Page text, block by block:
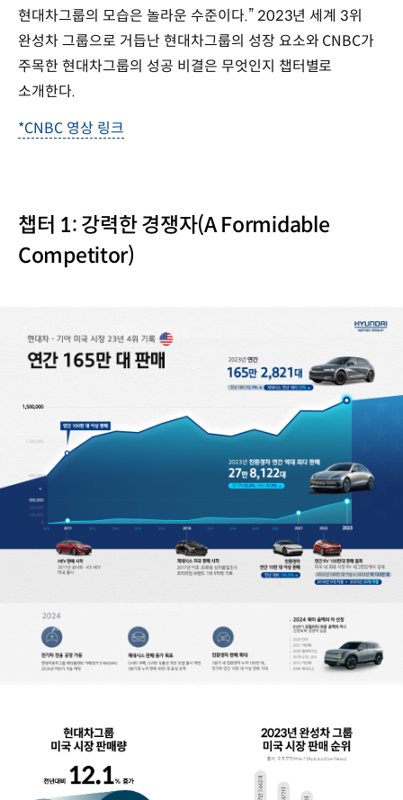
현대차그룹의 모습은 놀라운 수준이다.” 2023년 세계 3위
완성차 그룹으로 거듭난 현대차그룹의 성장 요소와 CNBC가
주목한 현대차그룹의 성공 비결은 무엇인지 챕터별로
소개한다.
*CNBC 영상 링크
챕터 1: 강력한 경쟁자(A Formidable
Competitor)